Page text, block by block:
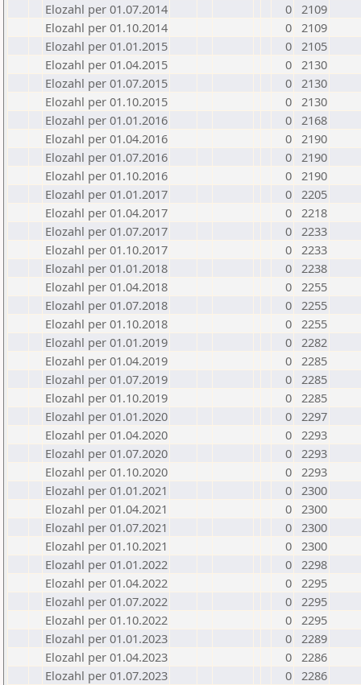
Elozahl per 01.07.2014
0 2109
Elozahl per 01.10.2014
0 2109
Elozahl per 01.01.2015
0 2105
Elozahl per 01.04.2015
0 2130
Elozahl per 01.07.2015
0 2130
Elozahl per 01.10.2015
0 2130
Elozahl per 01.01.2016
0 2168
Elozahl per 01.04.2016
0 2190
Elozahl per 01.07.2016
0 2190
Elozahl per 01.10.2016
0 2190
Elozahl per 01.01.2017
0 2205
Elozahl per 01.04.2017
0 2218
Elozahl per 01.07.2017
0 2233
Elozahl per 01.10.2017
0 2233
Elozahl per 01.01.2018
0 2238
Elozahl per 01.04.2018
0 2255
Elozahl per 01.07.2018
0 2255
Elozahl per 01.10.2018
0 2255
Elozahl per 01.01.2019
0 2282
Elozahl per 01.04.2019
0 2285
Elozahl per 01.07.2019
0 2285
Elozahl per 01.10.2019
0 2285
Elozahl per 01.01.2020
0 2297
Elozahl per 01.04.2020
0 2293
Elozahl per 01.07.2020
0 2293
Elozahl per 01.10.2020
0 2293
Elozahl per 01.01.2021
0 2300
Elozahl per 01.04.2021
0 2300
Elozahl per 01.07.2021
0 2300
Elozahl per 01.10.2021
0 2300
Elozahl per 01.01.2022
0 2298
Elozahl per 01.04.2022
0 2295
Elozahl per 01.07.2022
0 2295
Elozahl per 01.10.2022
0 2295
Elozahl per 01.01.2023
0 2289
Elozahl per 01.04.2023
0 2286
Elozahl per 01.07.2023
0 2286